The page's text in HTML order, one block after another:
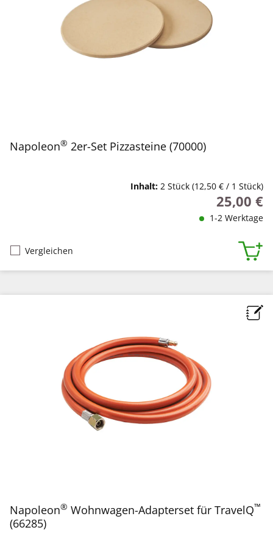
Napoleon® 2er-Set Pizzasteine (70000)
Inhalt: 2 Stück (12,50 € / 1 Stück)
Regulärer
25,00 €
1-2 Werktage
Vergleichen
Napoleon® Wohnwagen-Adapterset für TravelQ™
(66285)